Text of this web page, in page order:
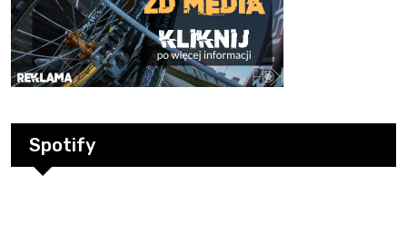
Spotify